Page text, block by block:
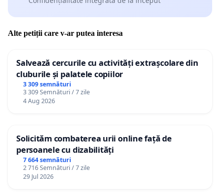
Alte petiții care v-ar putea interesa
Salvează cercurile cu activități extrașcolare din
cluburile și palatele copiilor
3 309 semnături
3 309 Semnături / 7 zile
4 Aug 2026
Solicităm combaterea urii online față de
persoanele cu dizabilități
7 664 semnături
2 716 Semnături / 7 zile
29 Jul 2026